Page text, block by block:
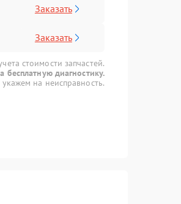
Заказать
Заказать
стоимости запчастей.
бесплатную диагностику.
на неисправность.